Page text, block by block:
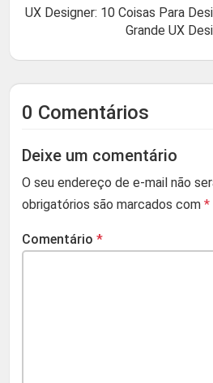
UX Designer: 10 Coisas Para
Grande UX
0 Comentários
Deixe um comentário
O seu endereço de e-mail não
obrigatórios são marcados com *
Comentário *